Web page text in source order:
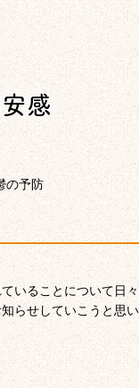
感
の予防
いることについて日々
らせしていこうと思い